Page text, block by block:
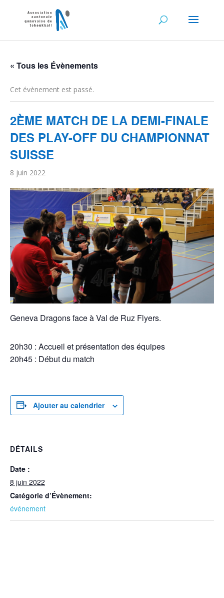
« Tous les Évènements
Cet évènement est passé.
2ÈME MATCH DE LA DEMI-FINALE
DES PLAY-OFF DU CHAMPIONNAT
SUISSE
8 juin 2022
Geneva Dragons face à Val de Ruz Flyers.
20h30 : Accueil et présentation des équipes
20h45 : Début du match
Ajouter au calendrier
DÉTAILS
Date :
8 juin 2022
Catégorie d’Évènement:
événement